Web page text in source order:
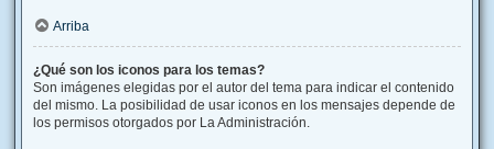
Arriba
¿Qué son los iconos para los temas?
Son imágenes elegidas por el autor del tema para indicar el contenido
del mismo. La posibilidad de usar iconos en los mensajes depende de
los permisos otorgados por La Administración.